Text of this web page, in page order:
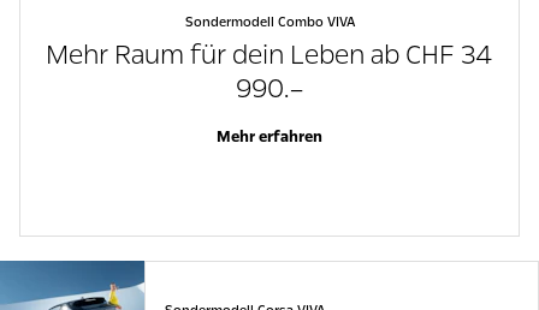
Sondermodell Combo VIVA
Mehr Raum für dein Leben ab CHF 34
990.–
Mehr erfahren